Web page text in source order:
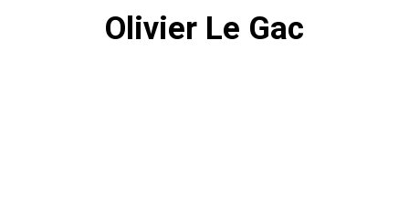
Olivier Le Gac